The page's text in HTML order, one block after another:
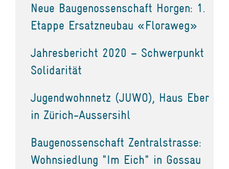
Neue Baugenossenschaft Horgen: 1.
Etappe Ersatzneubau «Floraweg»
Jahresbericht 2020 – Schwerpunkt
Solidarität
Jugendwohnnetz (JUWO), Haus Eber
in Zürich-Aussersihl
Baugenossenschaft Zentralstrasse:
Wohnsiedlung "Im Eich" in Gossau